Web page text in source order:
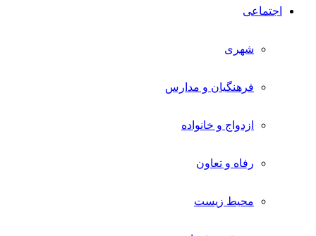
اجتماعی
شهری
فرهنگیان و مدارس
ازدواج و خانواده
رفاه و تعاون
محیط زیست